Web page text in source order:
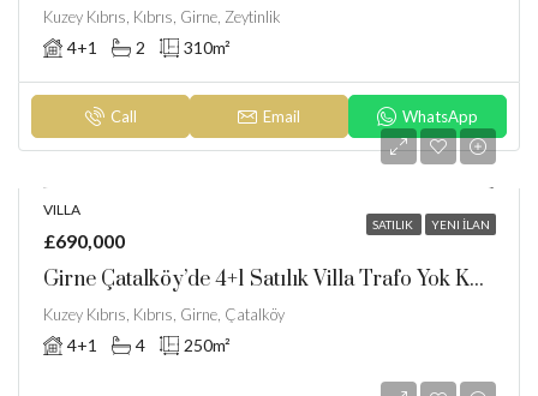
Kuzey Kıbrıs, Kıbrıs, Girne, Zeytinlik
4+1 2 310m²
Call Email WhatsApp
SATILIK YENI İLAN
VILLA
£690,000
Girne Çatalköy’de 4+1 Satılık Villa Trafo Yok KDV Yok
Kuzey Kıbrıs, Kıbrıs, Girne, Çatalköy
4+1 4 250m²